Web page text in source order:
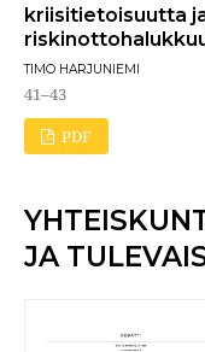
kriisitietoisuutta
TIMO HARJUNIEMI
41–43
PDF
JA